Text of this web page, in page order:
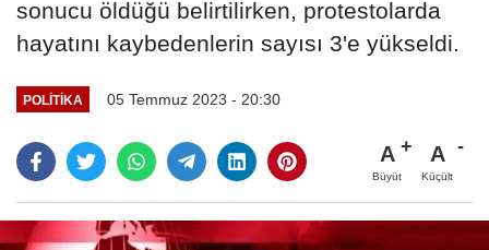
sonucu öldüğü belirtilirken, protestolarda
hayatını kaybedenlerin sayısı 3'e yükseldi.
POLITIKA 05 Temmuz 2023 - 20:30
A
Büyüt
A
Küçült